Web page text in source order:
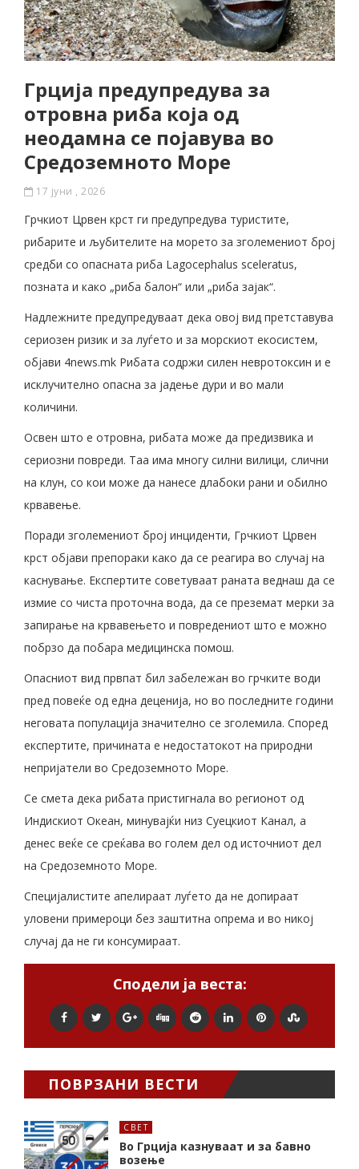
Грција предупредува за
отровна риба која од
неодамна се појавува во
Средоземното Море
17 јуни , 2026
Грчкиот Црвен крст ги предупредува туристите,
рибарите и љубителите на морето за зголемениот број
средби со опасната риба Lagocephalus sceleratus,
позната и како „риба балон“ или „риба зајак“.
Надлежните предупредуваат дека овој вид претставува
сериозен ризик и за луѓето и за морскиот екосистем,
објави 4news.mk Рибата содржи силен невротоксин и е
исклучително опасна за јадење дури и во мали
количини.
Освен што е отровна, рибата може да предизвика и
сериозни повреди. Таа има многу силни вилици, слични
на клун, со кои може да нанесе длабоки рани и обилно
крвавење.
Поради зголемениот број инциденти, Грчкиот Црвен
крст објави препораки како да се реагира во случај на
каснување. Експертите советуваат раната веднаш да се
измие со чиста проточна вода, да се преземат мерки за
запирање на крвавењето и повредениот што е можно
побрзо да побара медицинска помош.
Опасниот вид првпат бил забележан во грчките води
пред повеќе од една деценија, но во последните години
неговата популација значително се зголемила. Според
експертите, причината е недостатокот на природни
непријатели во Средоземното Море.
Се смета дека рибата пристигнала во регионот од
Индискиот Океан, минувајќи низ Суецкиот Канал, а
денес веќе се среќава во голем дел од источниот дел
на Средоземното Море.
Специјалистите апелираат луѓето да не допираат
уловени примероци без заштитна опрема и во никој
случај да не ги консумираат.
Сподели ја веста:
ПОВРЗАНИ ВЕСТИ
СВЕТ
Во Грција казнуваат и за бавно
возење